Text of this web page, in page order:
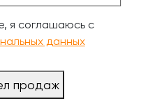
я соглашаюсь с
данных
продаж